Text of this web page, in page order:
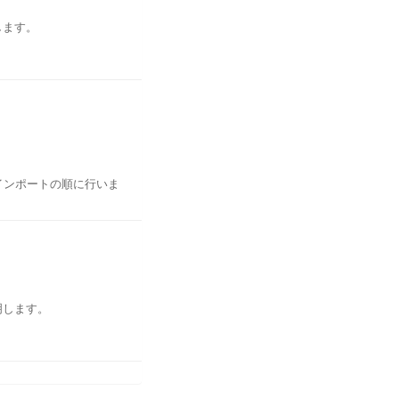
す。
ンドのBPMシステム
レッシュによる更新
ォルトは5分)
を選択したり、ソート
ォルトで10分間隔で
れましたら、更新さ
す。
、必要に応じて中に
ポートの順に行いま
スポート)
ます。